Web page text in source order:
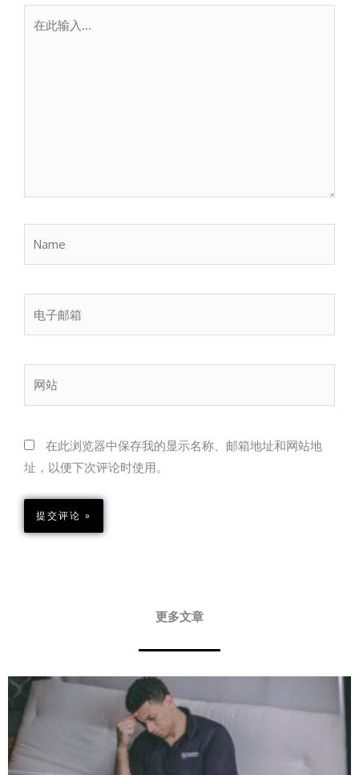
箱
站
在此浏览器中保存我的显示名称、邮箱地址和网站地
址，以便下次评论时使用。
更多文章
PagePagePagePagePagePage Page
PagePagePagePagePage Page Page
PagePage PagePage